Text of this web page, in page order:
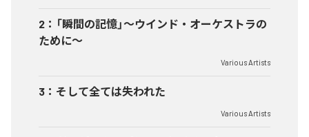
2 ： 「瞬間の記憶」～ウインド・オーケストラの
ために～
Various Artists
3 ： そして全ては失われた
Various Artists